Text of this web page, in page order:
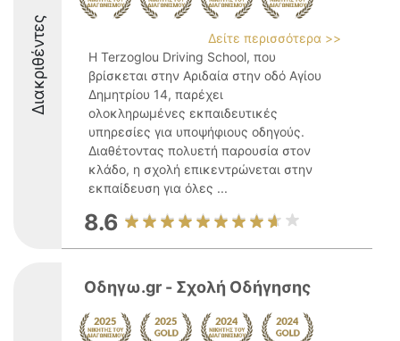
Διακριθέντες
Δείτε περισσότερα >>
Η Terzoglou Driving School, που
βρίσκεται στην Αριδαία στην οδό Αγίου
Δημητρίου 14, παρέχει
ολοκληρωμένες εκπαιδευτικές
υπηρεσίες για υποψήφιους οδηγούς.
Διαθέτοντας πολυετή παρουσία στον
κλάδο, η σχολή επικεντρώνεται στην
εκπαίδευση για όλες ...
8.6
Οδηγω.gr - Σχολή Οδήγησης